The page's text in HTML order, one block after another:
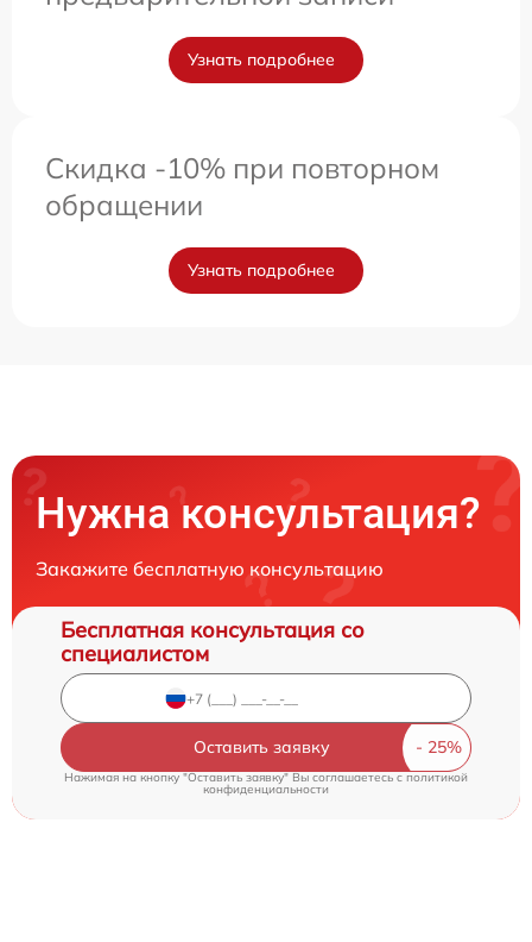
Узнать подробнее
Скидка -10% при повторном
обращении
Узнать подробнее
Нужна консультация?
Закажите бесплатную консультацию
Бесплатная консультация со
специалистом
Оставить заявку
Нажимая на кнопку "Оставить заявку" Вы соглашаетесь cполитикой
конфиденциальности